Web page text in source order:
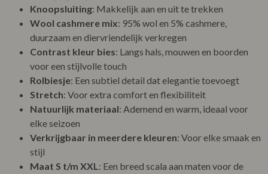
Knoopsluiting: Makkelijk aan en uit te trekken
Wool cashmere mix: 95% wol en 5% cashmere,
duurzaam en diervriendelijk verkregen
Contrast kleur bies: Langs hals, mouwen en boorden
voor een stijlvolle touch
Rolbiesje: Een subtiel detail dat elegantie toevoegt
Stretch: Voor extra comfort en flexibiliteit
Natuurlijk materiaal: Ademend en warm, ideaal voor
elke seizoen
Verkrijgbaar in meerdere kleuren: Voor elke smaak en
stijl
Maat S t/m XXL: Een breed scala aan maten voor de